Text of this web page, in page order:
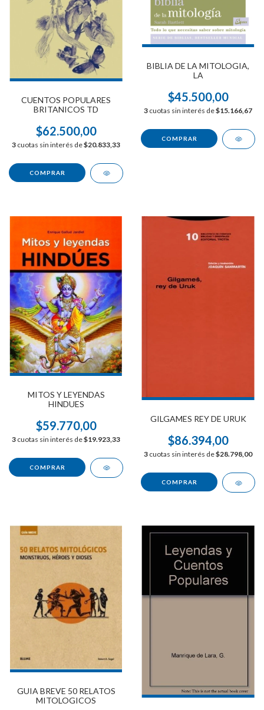
CUENTOS POPULARES
BRITANICOS TD
$62.500,00
3 cuotas sin interés de$20.833,33
BIBLIA DE LA MITOLOGIA,
LA
$45.500,00
3 cuotas sin interés de$15.166,67
MITOS Y LEYENDAS
HINDUES
$59.770,00
3 cuotas sin interés de$19.923,33
GILGAMES REY DE URUK
$86.394,00
3 cuotas sin interés de$28.798,00
GUIA BREVE 50 RELATOS
MITOLOGICOS